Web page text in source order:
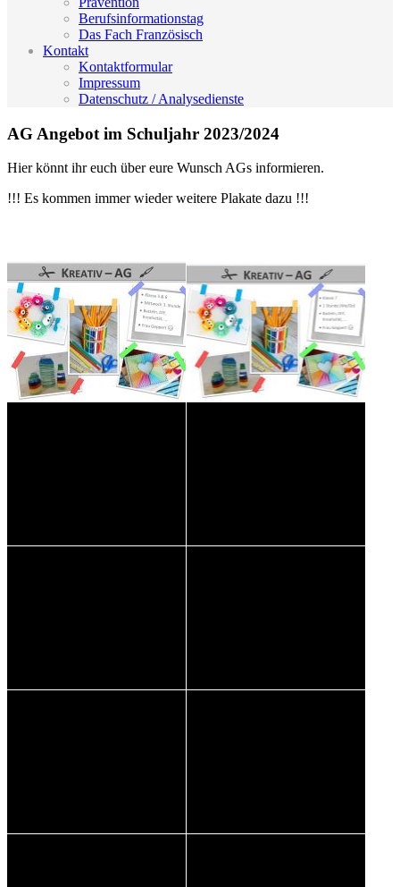
Berufsinformationstag
Das Fach Französisch
Kontakt
Kontaktformular
Impressum
Datenschutz / Analysedienste
AG Angebot im Schuljahr 2023/2024
Hier könnt ihr euch über eure Wunsch AGs informieren.
!!! Es kommen immer wieder weitere Plakate dazu !!!